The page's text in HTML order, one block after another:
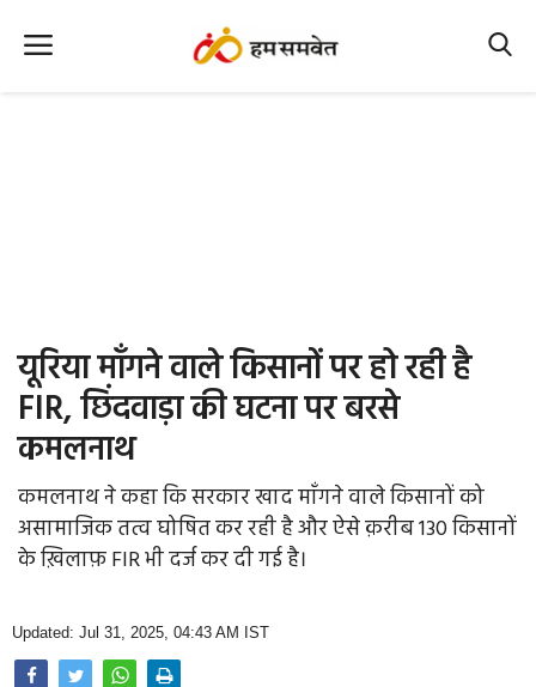
Office Office
Political Gossips
Farm & Food
Opinion
Photo Gallery
यूरिया माँगने वाले किसानों पर हो रही है
FIR, छिंदवाड़ा की घटना पर बरसे
कमलनाथ
कमलनाथ ने कहा कि सरकार खाद माँगने वाले किसानों को
असामाजिक तत्व घोषित कर रही है और ऐसे क़रीब 130 किसानों
के ख़िलाफ़ FIR भी दर्ज कर दी गई है।
Updated: Jul 31, 2025, 04:43 AM IST